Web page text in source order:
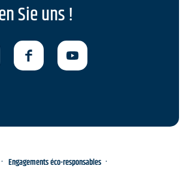
Sie uns !
Engagements éco-responsables